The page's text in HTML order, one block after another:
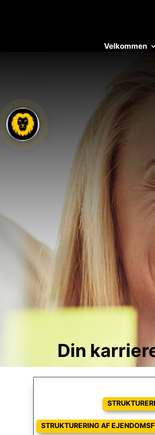
Velkommen
Din
STRUKTURERING AF